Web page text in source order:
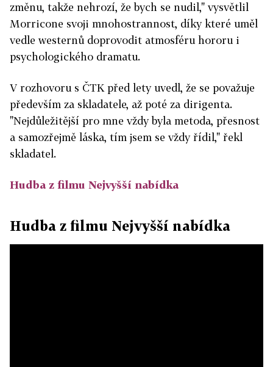
změnu, takže nehrozí, že bych se nudil," vysvětlil
Morricone svoji mnohostrannost, díky které uměl
vedle westernů doprovodit atmosféru hororu i
psychologického dramatu.
V rozhovoru s ČTK před lety uvedl, že se považuje
především za skladatele, až poté za dirigenta.
"Nejdůležitější pro mne vždy byla metoda, přesnost
a samozřejmě láska, tím jsem se vždy řídil," řekl
skladatel.
Hudba z filmu Nejvyšší nabídka
Hudba z filmu Nejvyšší nabídka